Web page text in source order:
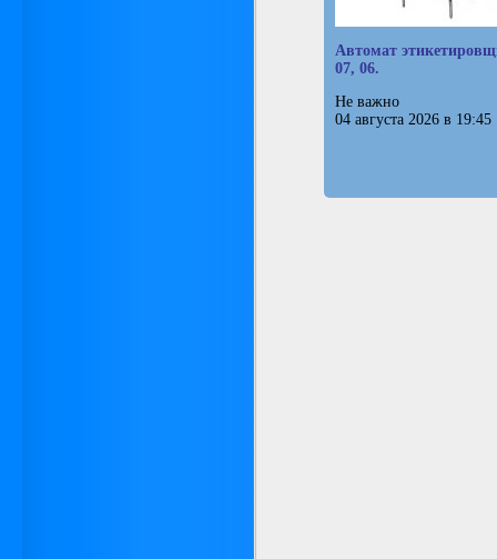
Автомат
07, 06.
Не важно
04 августа 2026 в 19:45